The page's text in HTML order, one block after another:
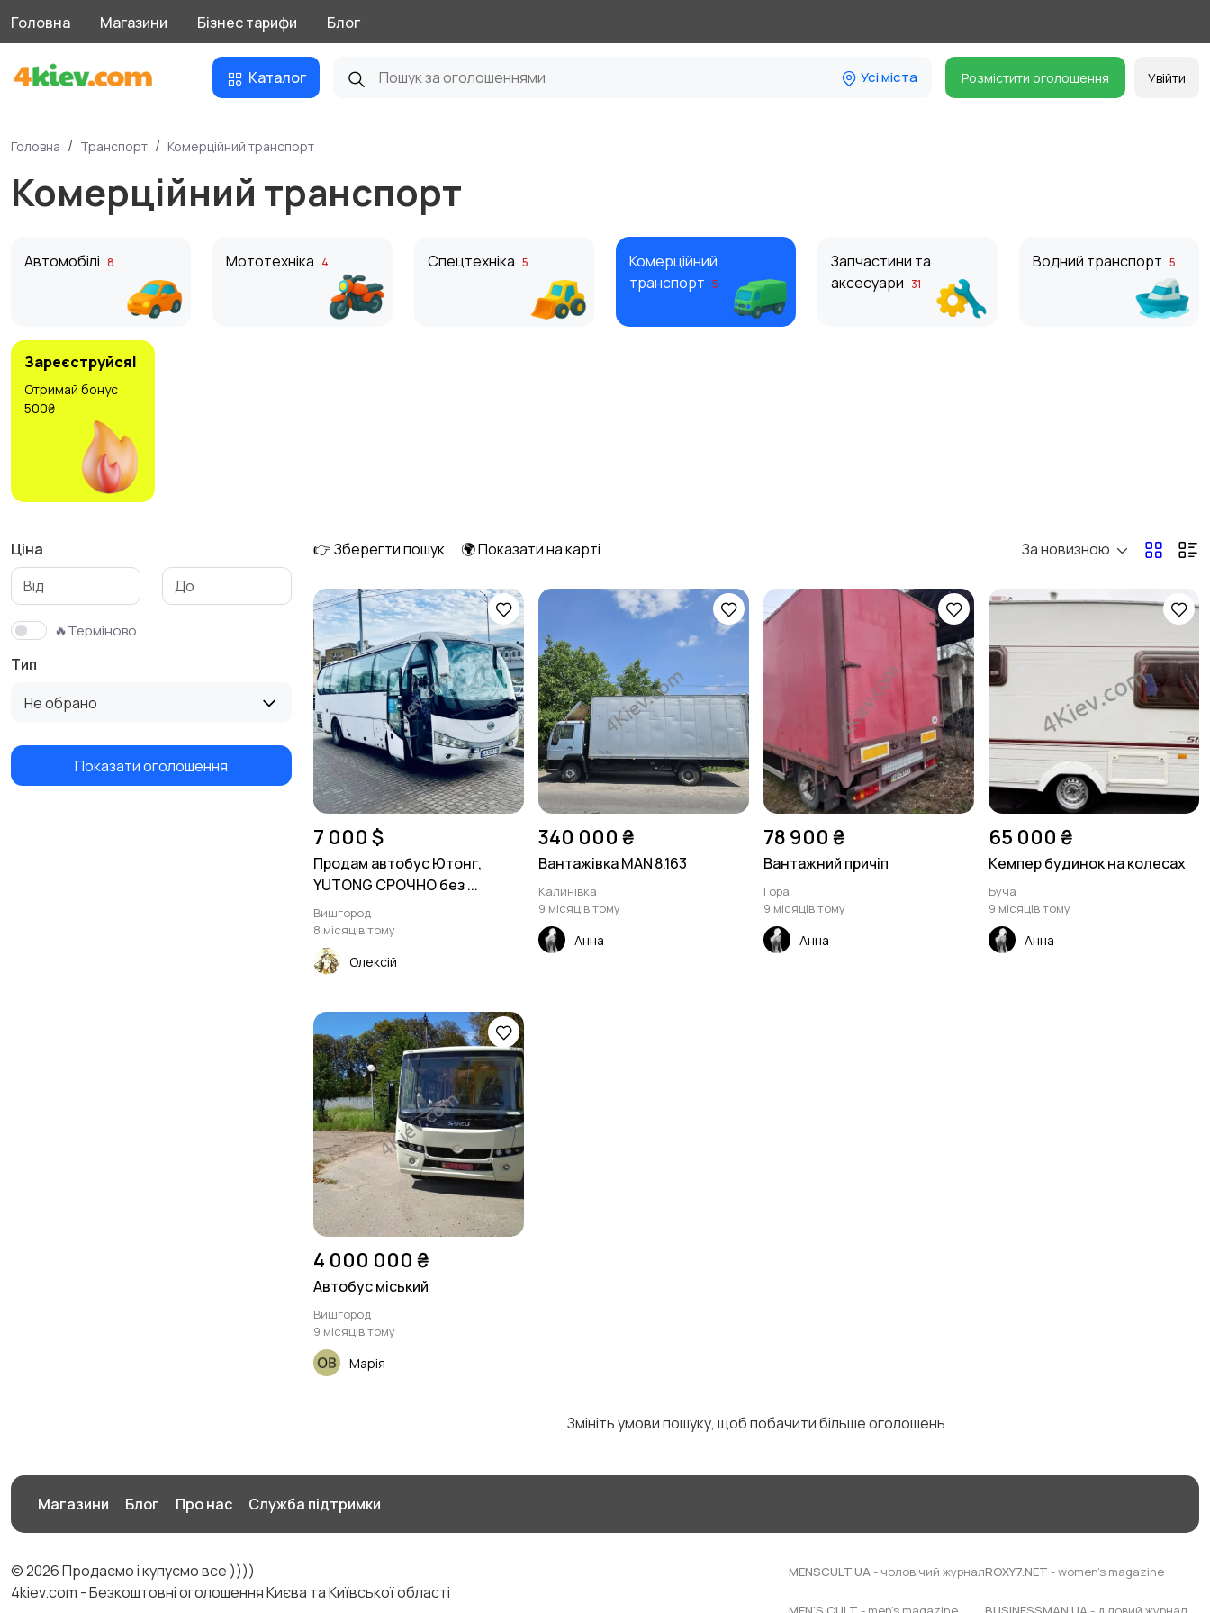
Головна Магазини Бізнес тарифи Блог
Каталог Усі міста Розмістити оголошення Увійти
Головна Транспорт Комерційний транспорт
Комерційний транспорт
Автомобілі 8 Мототехніка 4 Спецтехніка 5
Комерційний
транспорт 5
Запчастини та
аксесуари 31
Водний транспорт 5
Зареєструйся!
Отримай бонус
500₴
Ціна
🔥Терміново
Тип
Не обрано
Показати оголошення
👉 Зберегти пошук 🌍 Показати на карті За новизною
7 000 $
Продам автобус Ютонг,
YUTONG СРОЧНО без ...
Вишгород
8 місяців тому
Олексій
340 000 ₴
Вантажівка MAN 8.163
Калинівка
9 місяців тому
Анна
78 900 ₴
Вантажний причіп
Гора
9 місяців тому
Анна
65 000 ₴
Кемпер будинок на колесах
Буча
9 місяців тому
Анна
4 000 000 ₴
Автобус міський
Вишгород
9 місяців тому
Марія
Змініть умови пошуку, щоб побачити більше оголошень
Магазини Блог Про нас Служба підтримки
© 2026 Продаємо і купуємо все ))))
4kiev.com - Безкоштовні оголошення Києва та Київської області
MENSCULT.UA- чоловічий журналROXY7.NET - women's magazine